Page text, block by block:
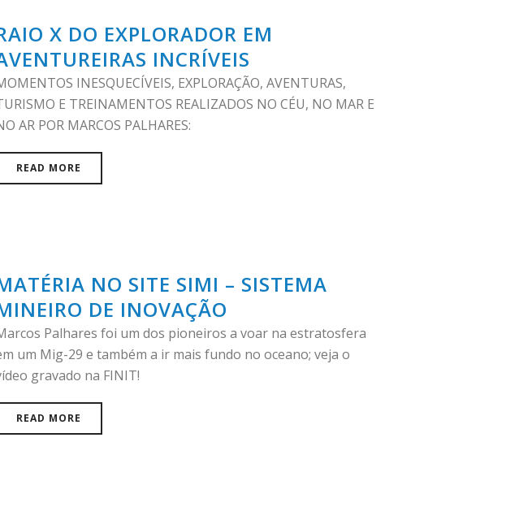
X DO EXPLORADOR EM
INCRÍVEIS
INESQUECÍVEIS, EXPLORAÇÃO, AVENTURAS,
E TREINAMENTOS REALIZADOS NO CÉU, NO MAR E
AR POR MARCOS PALHARES:
READ MORE
NO SITE SIMI – SISTEMA
DE INOVAÇÃO
Palhares foi um dos pioneiros a voar na estratosfera
um Mig-29 e também a ir mais fundo no oceano; veja o
gravado na FINIT!
READ MORE